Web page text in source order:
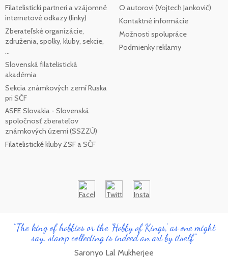
Filatelistickí partneri a vzájomné
internetové odkazy (linky)
Zberateľské organizácie,
združenia, spolky, kluby, sekcie,
...
Slovenská filatelistická
akadémia
Sekcia známkových zemí Ruska
pri SČF
ASFE Slovakia - Slovenská
spoločnosť zberateľov
známkových území (SSZZÚ)
Filatelistické kluby ZSF a SČF
O autorovi (Vojtech Jankovič)
Kontaktné informácie
Možnosti spolupráce
Podmienky reklamy
"The king of hobbies or the 'Hobby of Kings', as one might
say, stamp collecting is indeed an art by itself"
Saronyo Lal Mukherjee